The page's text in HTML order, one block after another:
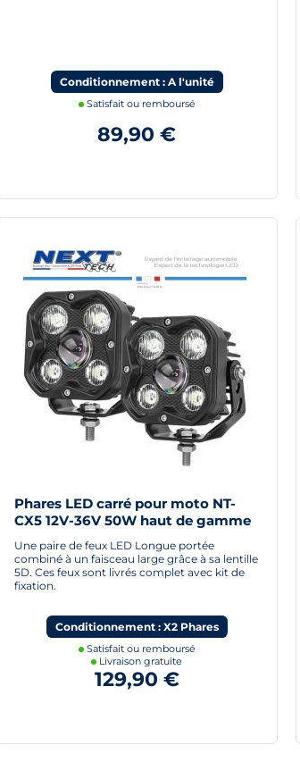
Conditionnement : A l'unité
Satisfait ou remboursé
89,90 €
Phares LED carré pour moto NT-
CX5 12V-36V 50W haut de gamme
Une paire de feux LED Longue portée
combiné à un faisceau large grâce à sa lentille
5D. Ces feux sont livrés complet avec kit de
fixation.
Conditionnement : X2 Phares
Satisfait ou remboursé
Livraison gratuite
129,90 €